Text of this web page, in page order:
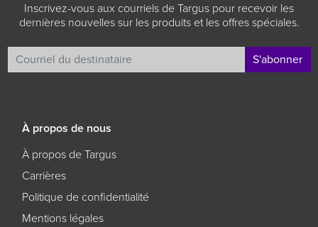
Inscrivez-vous aux courriels de Targus pour recevoir les
dernières nouvelles sur les produits et les offres spéciales.
S'abonner
À propos de nous
À propos de Targus
Carrières
Politique de confidentialité
Mentions légales